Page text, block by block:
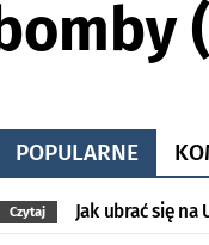
POPULARNE
Czytaj Jak ubrać się na